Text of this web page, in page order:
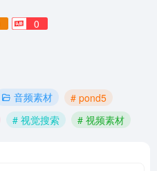
0
音频素材
# pond5
# 视觉搜索 # 视频素材